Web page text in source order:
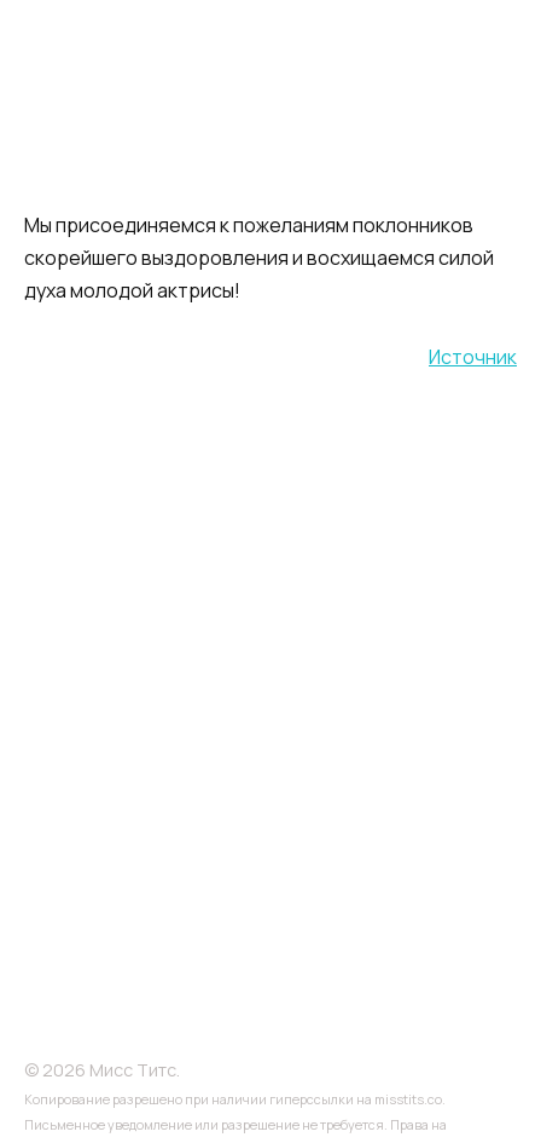
Мы присоединяемся к пожеланиям поклонников
скорейшего выздоровления и восхищаемся силой
духа молодой актрисы!
Источник
© 2026 Мисс Титс.
Копирование разрешено при наличии гиперссылки на misstits.co.
Письменное уведомление или разрешение не требуется. Права на